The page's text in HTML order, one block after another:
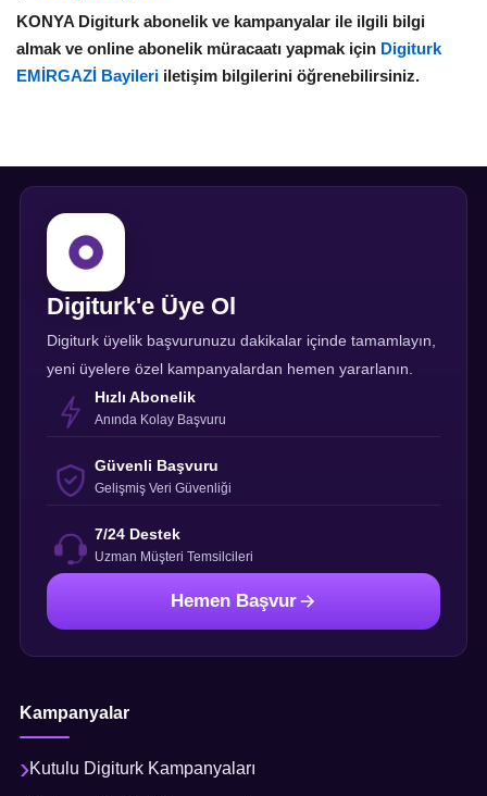
KONYA Digiturk abonelik ve kampanyalar ile ilgili bilgi
almak ve online abonelik müracaatı yapmak için Digiturk
EMİRGAZİ Bayileri iletişim bilgilerini öğrenebilirsiniz.
Digiturk'e Üye Ol
Digiturk üyelik başvurunuzu dakikalar içinde tamamlayın,
yeni üyelere özel kampanyalardan hemen yararlanın.
Hızlı Abonelik
Anında Kolay Başvuru
Güvenli Başvuru
Gelişmiş Veri Güvenliği
7/24 Destek
Uzman Müşteri Temsilcileri
Hemen Başvur
Kampanyalar
Kutulu Digiturk Kampanyaları